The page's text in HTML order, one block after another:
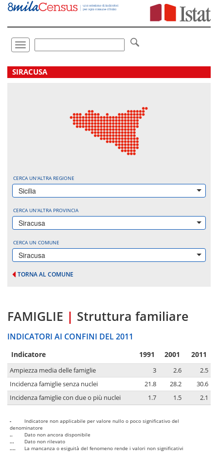
Vai
direttamente
Toggle
navigation
.
SIRACUSA
CERCA UN'ALTRA REGIONE
Sicilia
CERCA UN'ALTRA PROVINCIA
Siracusa
CERCA UN COMUNE
Siracusa
TORNA AL COMUNE
FAMIGLIE | Struttura familiare
INDICATORI AI CONFINI DEL 2011
Indicatore 1991 2001 2011
Ampiezza media delle famiglie 3 2.6
2.5
Incidenza famiglie senza nuclei
21.8 28.2
30.6
Incidenza famiglie con due o più nuclei
1.7 1.5 2.1
-
Indicatore non applicabile per valore nullo o poco significativo del
denominatore
..
Dato non ancora disponibile
...
Dato non rilevato
....
La mancanza o esiguità del fenomeno rende i valori non significativi